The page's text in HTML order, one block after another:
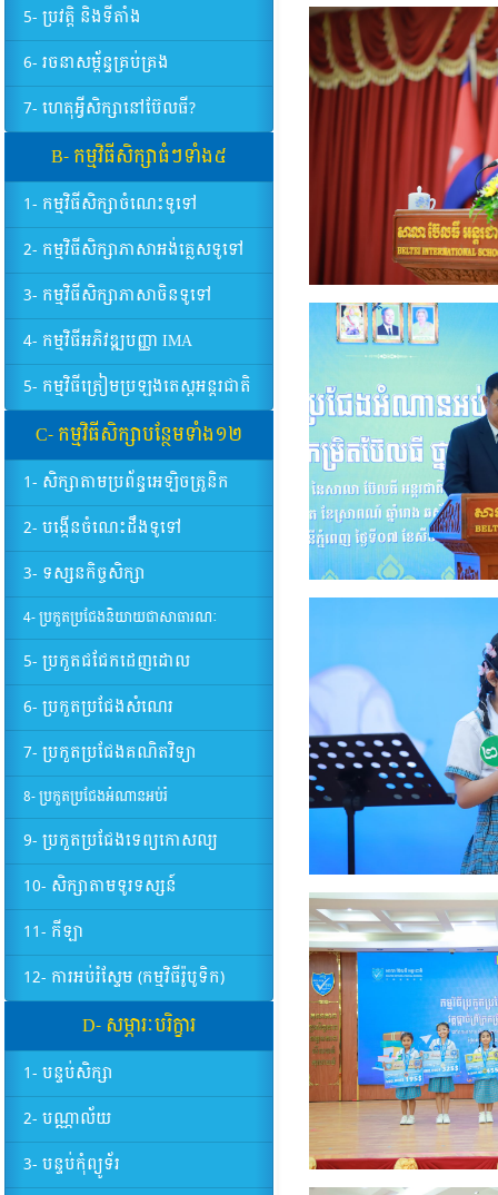
5- ប្រវត្តិ និងទីតាំង
6- រចនាសម្ព័ន្ធគ្រប់គ្រង
7- ហេតុអ្វីសិក្សានៅប៊ែលធី?
B- កម្មវិធីសិក្សាធំៗទាំង៥
1- កម្មវិធីសិក្សាចំណេះទូទៅ
2- កម្មវិធីសិក្សាភាសាអង់គ្លេសទូទៅ
3- កម្មវិធីសិក្សាភាសាចិនទូទៅ
4- កម្មវិធីអភិវឌ្ឍបញ្ញា IMA
5- កម្មវិធីត្រៀមប្រឡងតេស្តអន្តរជាតិ
C- កម្មវិធីសិក្សាបន្ថែមទាំង១២
1- សិក្សាតាមប្រព័ន្ធអេឡិចត្រូនិក
2- បង្កើនចំណេះដឹងទូទៅ
3- ទស្សនកិច្ចសិក្សា
4- ប្រកួតប្រជែងនិយាយជាសាធារណៈ
5- ប្រកួតជជែកដេញដោល
6- ប្រកួតប្រជែងសំណេរ
7- ប្រកួតប្រជែងគណិតវិទ្យា
8- ប្រកួតប្រជែងអំណានអប់រំ
9- ប្រកួតប្រជែងទេព្យកោសល្យ
10- សិក្សាតាមទូរទស្សន៍
11- កីឡា
12- ការអប់រំស្ទែម (កម្មវិធីរ៉ូបូទិក)
D- សម្ភារៈបរិក្ខារ
1- បន្ទប់សិក្សា
2- បណ្ណាល័យ
3- បន្ទប់កុំព្យូទ័រ